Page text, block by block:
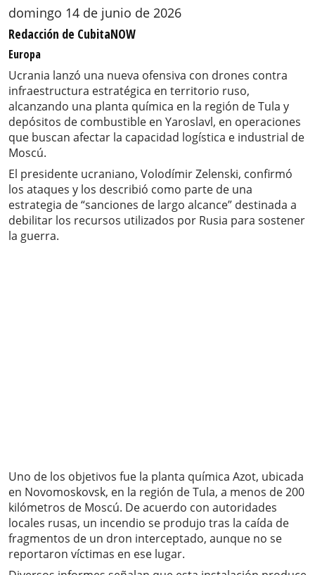
domingo 14 de junio de 2026
Redacción de CubitaNOW
Europa
Ucrania lanzó una nueva ofensiva con drones contra
infraestructura estratégica en territorio ruso,
alcanzando una planta química en la región de Tula y
depósitos de combustible en Yaroslavl, en operaciones
que buscan afectar la capacidad logística e industrial de
Moscú.
El presidente ucraniano, Volodímir Zelenski, confirmó
los ataques y los describió como parte de una
estrategia de “sanciones de largo alcance” destinada a
debilitar los recursos utilizados por Rusia para sostener
la guerra.
Uno de los objetivos fue la planta química Azot, ubicada
en Novomoskovsk, en la región de Tula, a menos de 200
kilómetros de Moscú. De acuerdo con autoridades
locales rusas, un incendio se produjo tras la caída de
fragmentos de un dron interceptado, aunque no se
reportaron víctimas en ese lugar.